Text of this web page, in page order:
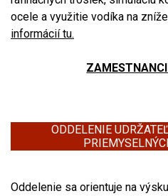
ocele a využitie vodíka na
informácií tu.
ODDELENIE
Oddelenie sa orientuje na